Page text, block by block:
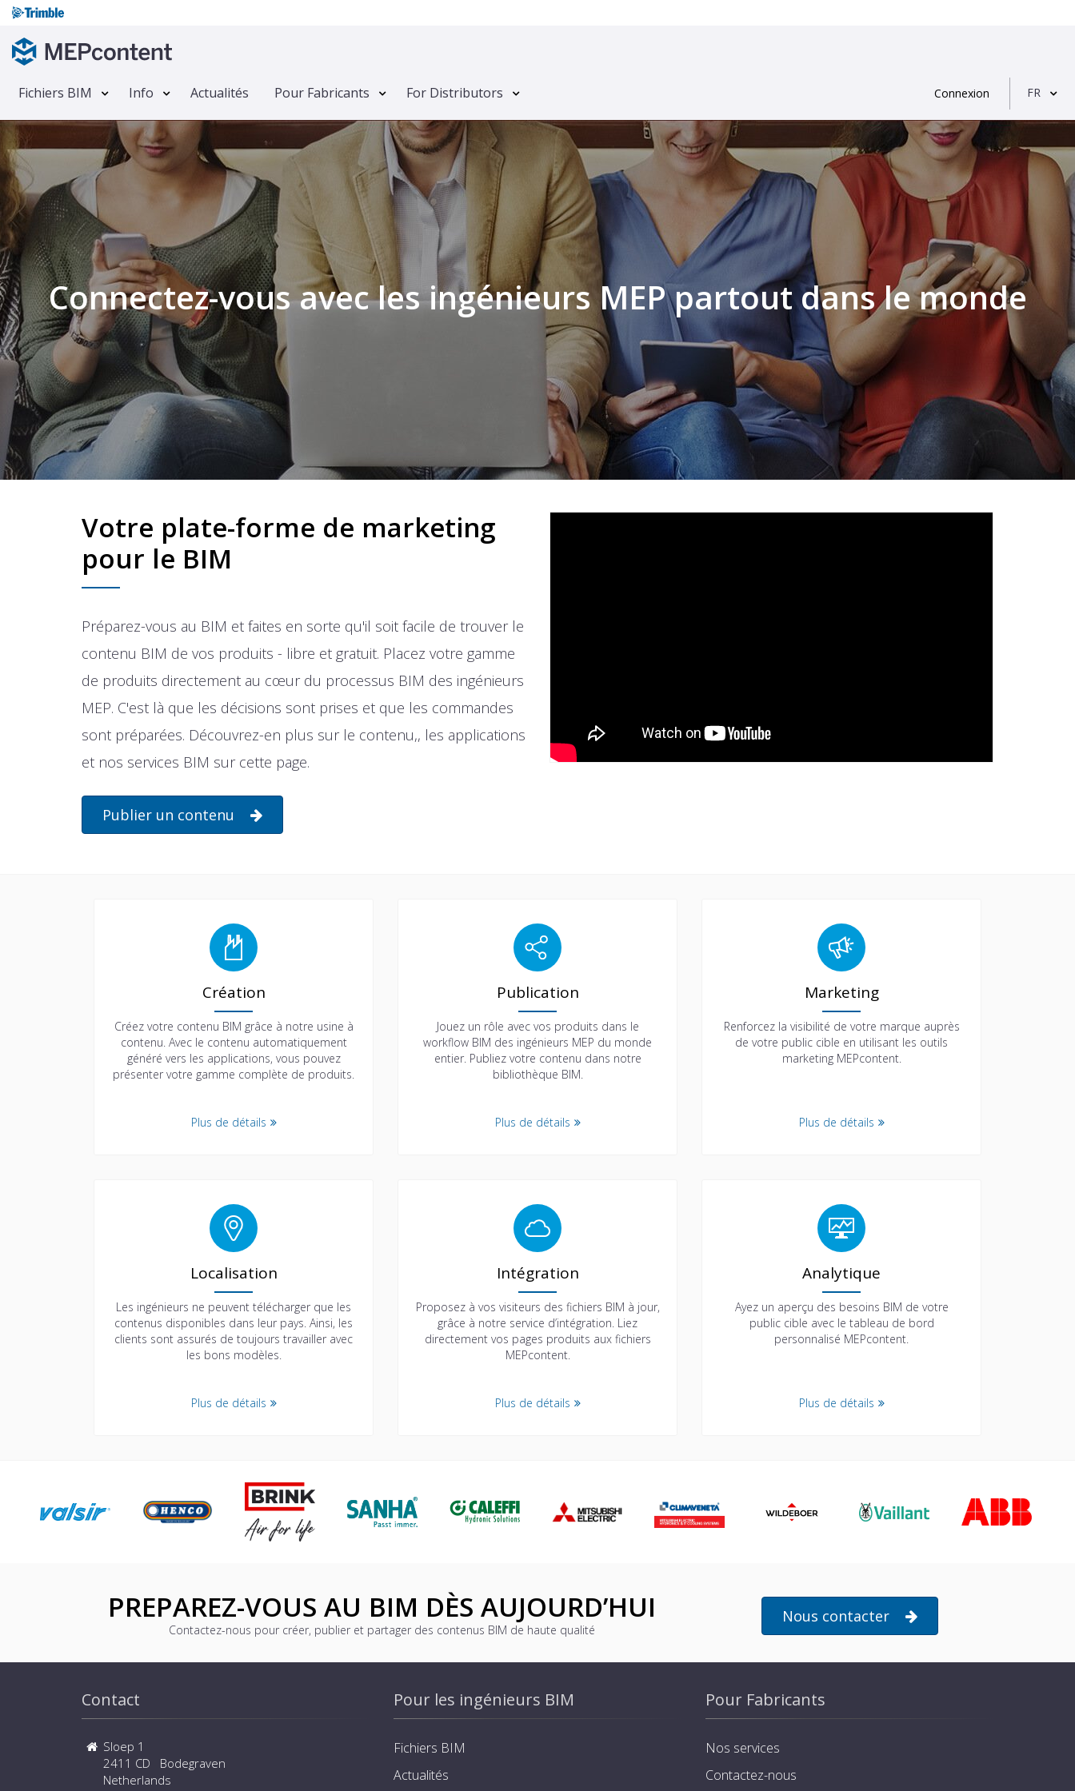
Fichiers BIM Info Actualités Pour Fabricants For Distributors Connexion FR
Connectez-vous avec les ingénieurs MEP partout dans le monde
Votre plate-forme de marketing
pour le BIM
Préparez-vous au BIM et faites en sorte qu'il soit facile de trouver le
contenu BIM de vos produits - libre et gratuit. Placez votre gamme
de produits directement au cœur du processus BIM des ingénieurs
MEP. C'est là que les décisions sont prises et que les commandes
sont préparées. Découvrez-en plus sur le contenu,, les applications
et nos services BIM sur cette page.
Publier un contenu
Création
Créez votre contenu BIM grâce à notre usine à
contenu. Avec le contenu automatiquement
généré vers les applications, vous pouvez
présenter votre gamme complète de produits.
Plus de détails
Publication
Jouez un rôle avec vos produits dans le
workflow BIM des ingénieurs MEP du monde
entier. Publiez votre contenu dans notre
bibliothèque BIM.
Plus de détails
Marketing
Renforcez la visibilité de votre marque auprès
de votre public cible en utilisant les outils
marketing MEPcontent.
Plus de détails
Localisation
Les ingénieurs ne peuvent télécharger que les
contenus disponibles dans leur pays. Ainsi, les
clients sont assurés de toujours travailler avec
les bons modèles.
Plus de détails
Intégration
Proposez à vos visiteurs des fichiers BIM à jour,
grâce à notre service d’intégration. Liez
directement vos pages produits aux fichiers
MEPcontent.
Plus de détails
Analytique
Ayez un aperçu des besoins BIM de votre
public cible avec le tableau de bord
personnalisé MEPcontent.
Plus de détails
PREPAREZ-VOUS AU BIM DÈS AUJOURD’HUI
Contactez-nous pour créer, publier et partager des contenus BIM de haute qualité
Nous contacter
Contact
Sloep 1
2411 CD Bodegraven
Netherlands
Pour les ingénieurs BIM
Fichiers BIM
Actualités
Pour Fabricants
Nos services
Contactez-nous